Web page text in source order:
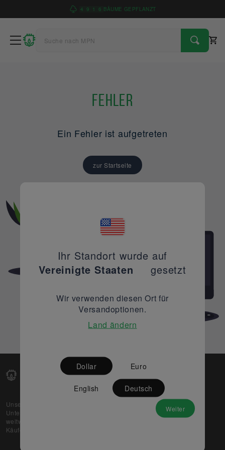
4 9 1 6 BÄUME GEPFLANZT
Fehler
Ein Fehler ist aufgetreten
zur Startseite
Unsere Web-Plattform unterstützt OEM- und EMS-
Unternehmen dabei, ihre überschüssigen Lagerbestände
weltweit zu verkaufen und gleichzeitig den potenziellen
Käufern beste Preise und Qualität zu bieten.
Partner
Ihr Standort wurde auf
Vereinigte Staaten
gesetzt
Wir verwenden diesen Ort für
Versandoptionen.
Land ändern
Dollar Euro
English Deutsch
Weiter